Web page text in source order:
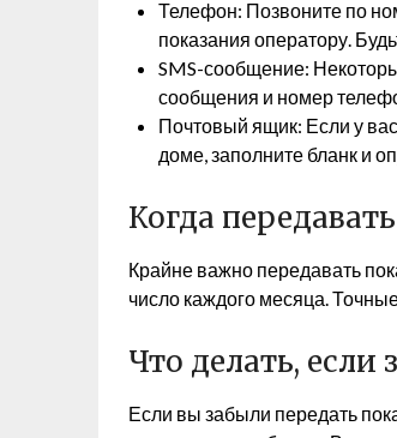
Телефон: Позвоните по
показания оператору.
SMS-сообщение:
сообщения и номер
Почтовый ящик: Если у
доме, заполните бланк и
Когда
Крайне важно передавать
число каждого месяца.
Что делать, если
Если вы забыли передать